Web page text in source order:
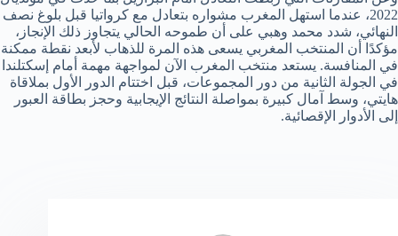
2022، عندما استهل المغرب مشواره بتعادل مع كرواتيا قبل بلوغ نصف
النهائي، شدد محمد وهبي على أن طموحه الحالي يتجاوز ذلك الإنجاز،
مؤكدًا أن المنتخب المغربي يسعى هذه المرة للذهاب لأبعد نقطة ممكنة
في المنافسة. يستعد منتخب المغرب الآن لمواجهة مهمة أمام إسكتلندا
في الجولة الثانية من دور المجموعات، قبل اختتام الدور الأول بملاقاة
هايتي، وسط آمال كبيرة بمواصلة النتائج الإيجابية وحجز بطاقة العبور
إلى الأدوار الإقصائية.